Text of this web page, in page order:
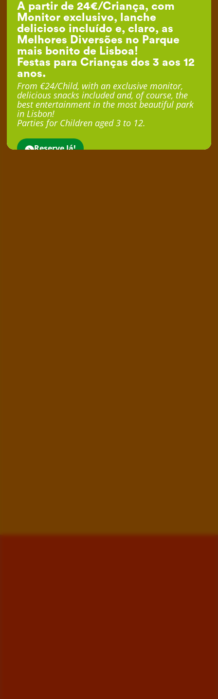
A partir de 24€/Criança, com
Monitor exclusivo, lanche
delicioso incluído e, claro, as
Melhores Diversões no Parque
mais bonito de Lisboa!
Festas para Crianças dos 3 aos 12
anos.
From €24/Child, with an exclusive monitor,
delicious snacks included and, of course, the
best entertainment in the most beautiful park
in Lisbon!
Parties for Children aged 3 to 12.
Reserve Já!